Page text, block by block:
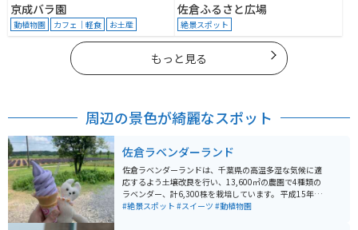
京成バラ園
動植物園 カフェ｜軽食 お土産
佐倉ふるさと広場
絶景スポット
もっと見る
周辺の景色が綺麗なスポット
佐倉ラベンダーランド
佐倉ラベンダーランドは、千葉県の高温多湿な気候に適
応するよう土壌改良を行い、13,600㎡の農園で4種類の
ラベンダー、計6,300株を栽培しています。 平成15年の
春から栽培を開始し「濃紫早咲き」「おかむらさき」
#絶景スポット #スイーツ #動植物園